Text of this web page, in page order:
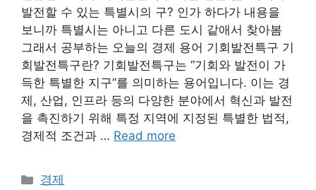
발전할 수 있는 특별시의 구? 인가 하다가 내용을
보니까 특별시는 아니고 다른 도시 같애서 찾아봄
그래서 공부하는 오늘의 경제 용어 기회발전특구 기
회발전특구란? 기회발전특구는 “기회와 발전이 가
득한 특별한 지구”를 의미하는 용어입니다. 이는 경
제, 산업, 인프라 등의 다양한 분야에서 혁신과 발전
을 촉진하기 위해 특정 지역에 지정된 특별한 법적,
경제적 조건과 … Read more
Categories
경제